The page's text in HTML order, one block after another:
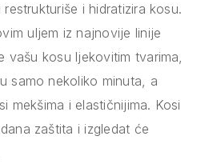
i hidratizira kosu.
uljem iz najnovije linije
vašu kosu ljekovitim tvarima,
samo nekoliko minuta, a
mekšima i elastičnijima. Kosi
zaštita i izgledat će